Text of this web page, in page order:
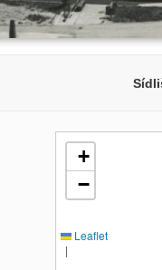
+
−
Leaflet
|